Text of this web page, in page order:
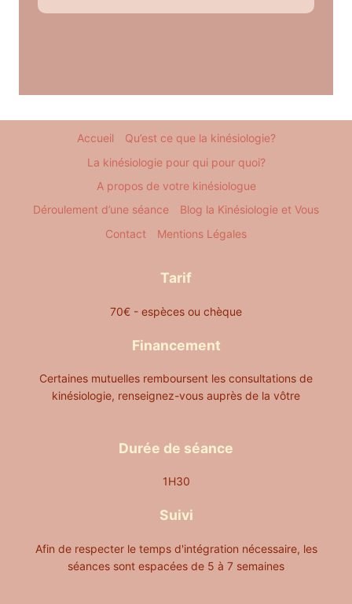
Durée de séance
1H30
Suivi
Afin de respecter le temps d'intégration nécessaire, les
séances sont espacées de 5 à 7 semaines
Tarif
70€ - espèces ou chèque
Financement
Certaines mutuelles remboursent les consultations de
kinésiologie, renseignez-vous auprès de la vôtre
Accueil
Qu’est ce que la kinésiologie?
La kinésiologie pour qui pour quoi?
A propos de votre kinésiologue
Déroulement d’une séance
Blog la Kinésiologie et Vous
Contact
Mentions Légales